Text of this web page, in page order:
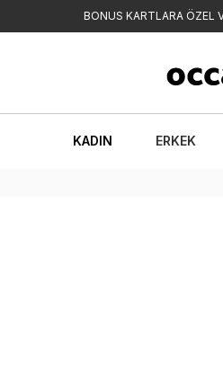
BONUS KARTLARA ÖZEL
KADIN ERKEK